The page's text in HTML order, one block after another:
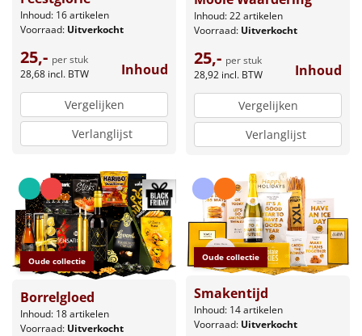
Alle thema's
Artikel
Hitster
Pizzarette
Tas
Wake up light
NIEUW
Borrelplank
Inhoud: 16 artikelen
Voorraad: Uitverkocht
25,- per stuk
28,68 incl. BTW Inhoud
Vergelijken
Verlanglijst
Inhoud: 22 artikelen
Voorraad: Uitverkocht
25,- per stuk
28,92 incl. BTW Inhoud
Vergelijken
Verlanglijst
Oude collectie
Borrelgloed
Inhoud: 18 artikelen
Voorraad: Uitverkocht
Oude collectie
Smakentijd
Inhoud: 14 artikelen
Voorraad: Uitverkocht